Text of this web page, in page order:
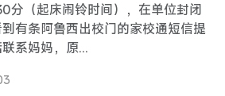
分（起床闹铃时间），在单位封闭
有条阿鲁西出校门的家校通短信提
系妈妈，原...